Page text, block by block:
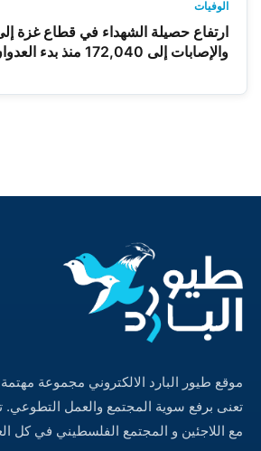
الوفيات
والإصابات إلى 172,040 منذ بدء العدوان
موقع طيور البارد الالكتروني مجموعة
تعنى برفع سوية المجتمع والعمل
مع اللاجئين و المجتمع الفلسطيني في كل